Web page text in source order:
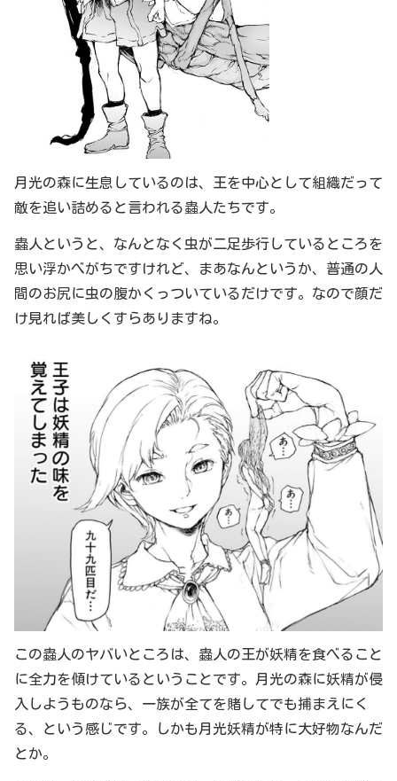
月光の森に生息しているのは、王を中心として組織だって
敵を追い詰めると言われる蟲人たちです。
蟲人というと、なんとなく虫が二足歩行しているところを
思い浮かべがちですけれど、まあなんというか、普通の人
間のお尻に虫の腹かくっついているだけです。なので顔だ
け見れば美しくすらありますね。
この蟲人のヤバいところは、蟲人の王が妖精を食べること
に全力を傾けているということです。月光の森に妖精が侵
入しようものなら、一族が全てを賭してでも捕まえにく
る、という感じです。しかも月光妖精が特に大好物なんだ
とか。